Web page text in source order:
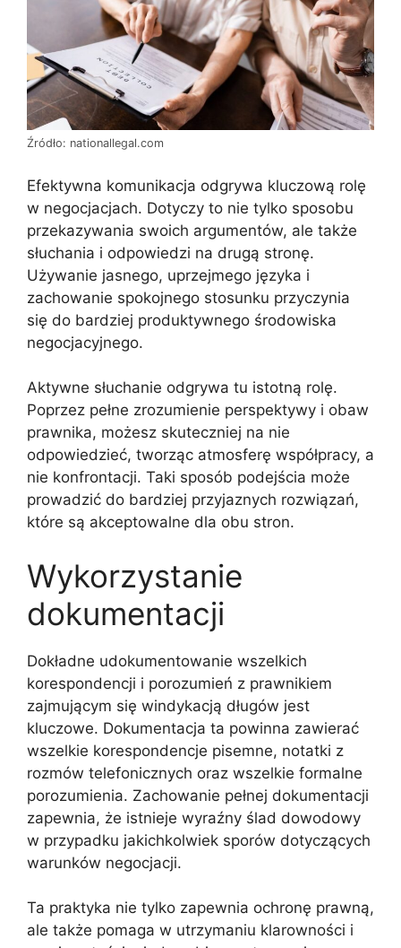
Źródło: nationallegal.com
Efektywna komunikacja odgrywa kluczową rolę
w negocjacjach. Dotyczy to nie tylko sposobu
przekazywania swoich argumentów, ale także
słuchania i odpowiedzi na drugą stronę.
Używanie jasnego, uprzejmego języka i
zachowanie spokojnego stosunku przyczynia
się do bardziej produktywnego środowiska
negocjacyjnego.
Aktywne słuchanie odgrywa tu istotną rolę.
Poprzez pełne zrozumienie perspektywy i obaw
prawnika, możesz skuteczniej na nie
odpowiedzieć, tworząc atmosferę współpracy, a
nie konfrontacji. Taki sposób podejścia może
prowadzić do bardziej przyjaznych rozwiązań,
które są akceptowalne dla obu stron.
Wykorzystanie
dokumentacji
Dokładne udokumentowanie wszelkich
korespondencji i porozumień z prawnikiem
zajmującym się windykacją długów jest
kluczowe. Dokumentacja ta powinna zawierać
wszelkie korespondencje pisemne, notatki z
rozmów telefonicznych oraz wszelkie formalne
porozumienia. Zachowanie pełnej dokumentacji
zapewnia, że istnieje wyraźny ślad dowodowy
w przypadku jakichkolwiek sporów dotyczących
warunków negocjacji.
Ta praktyka nie tylko zapewnia ochronę prawną,
ale także pomaga w utrzymaniu klarowności i